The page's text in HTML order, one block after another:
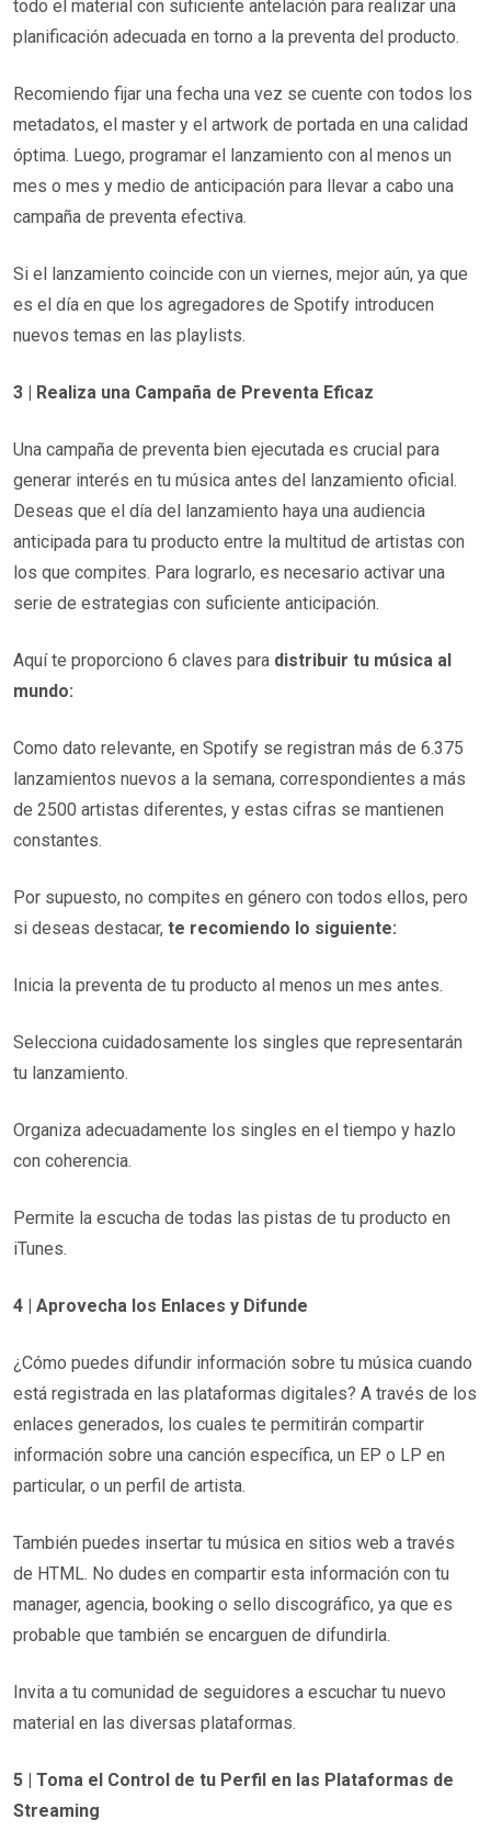
todo el material con suficiente antelación para realizar una
planificación adecuada en torno a la preventa del producto.
Recomiendo fijar una fecha una vez se cuente con todos los
metadatos, el master y el artwork de portada en una calidad
óptima. Luego, programar el lanzamiento con al menos un
mes o mes y medio de anticipación para llevar a cabo una
campaña de preventa efectiva.
Si el lanzamiento coincide con un viernes, mejor aún, ya que
es el día en que los agregadores de Spotify introducen
nuevos temas en las playlists.
3 | Realiza una Campaña de Preventa Eficaz
Una campaña de preventa bien ejecutada es crucial para
generar interés en tu música antes del lanzamiento oficial.
Deseas que el día del lanzamiento haya una audiencia
anticipada para tu producto entre la multitud de artistas con
los que compites. Para lograrlo, es necesario activar una
serie de estrategias con suficiente anticipación.
Aquí te proporciono 6 claves para distribuir tu música al
mundo:
Como dato relevante, en Spotify se registran más de 6.375
lanzamientos nuevos a la semana, correspondientes a más
de 2500 artistas diferentes, y estas cifras se mantienen
constantes.
Por supuesto, no compites en género con todos ellos, pero
si deseas destacar, te recomiendo lo siguiente:
Inicia la preventa de tu producto al menos un mes antes.
Selecciona cuidadosamente los singles que representarán
tu lanzamiento.
Organiza adecuadamente los singles en el tiempo y hazlo
con coherencia.
Permite la escucha de todas las pistas de tu producto en
iTunes.
4 | Aprovecha los Enlaces y Difunde
¿Cómo puedes difundir información sobre tu música cuando
está registrada en las plataformas digitales? A través de los
enlaces generados, los cuales te permitirán compartir
información sobre una canción específica, un EP o LP en
particular, o un perfil de artista.
También puedes insertar tu música en sitios web a través
de HTML. No dudes en compartir esta información con tu
manager, agencia, booking o sello discográfico, ya que es
probable que también se encarguen de difundirla.
Invita a tu comunidad de seguidores a escuchar tu nuevo
material en las diversas plataformas.
5 | Toma el Control de tu Perfil en las Plataformas de
Streaming